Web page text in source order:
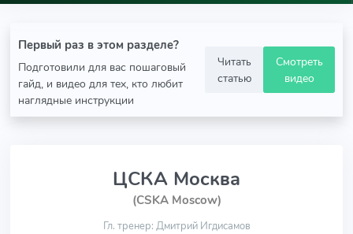
Первый раз в этом разделе?
Подготовили для вас пошаговый
гайд, и видео для тех, кто любит
наглядные инструкции
Читать
статью
Смотреть
видео
ЦСКА Москва
(CSKA Moscow)
Гл. тренер: Дмитрий Игдисамов